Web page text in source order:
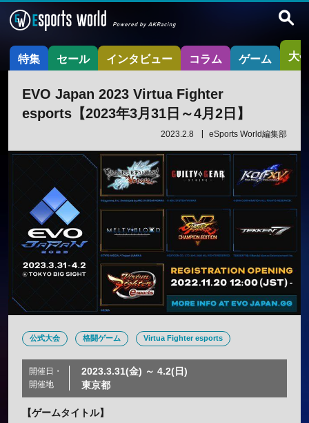
特集 セール インタビュー コラム ゲーム 大
EVO Japan 2023 Virtua Fighter
esports【2023年3月31日～4月2日】
2023.2.8 eSports World編集部
公式大会 格闘ゲーム Virtua Fighter esports
開催日・
開催地
2023.3.31(金) ～ 4.2(日)
東京都
【ゲームタイトル】